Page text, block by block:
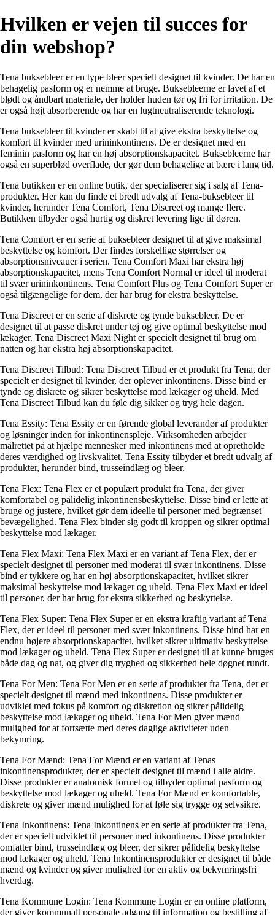
Hvilken er vejen til succes for
din webshop?
Tena buksebleer er en type bleer specielt designet til kvinder. De har en
behagelig pasform og er nemme at bruge. Buksebleerne er lavet af et
blødt og åndbart materiale, der holder huden tør og fri for irritation. De
er også højt absorberende og har en lugtneutraliserende teknologi.
Tena buksebleer til kvinder er skabt til at give ekstra beskyttelse og
komfort til kvinder med urininkontinens. De er designet med en
feminin pasform og har en høj absorptionskapacitet. Buksebleerne har
også en superblød overflade, der gør dem behagelige at bære i lang tid.
Tena butikken er en online butik, der specialiserer sig i salg af Tena-
produkter. Her kan du finde et bredt udvalg af Tena-buksebleer til
kvinder, herunder Tena Comfort, Tena Discreet og mange flere.
Butikken tilbyder også hurtig og diskret levering lige til døren.
Tena Comfort er en serie af buksebleer designet til at give maksimal
beskyttelse og komfort. Der findes forskellige størrelser og
absorptionsniveauer i serien. Tena Comfort Maxi har ekstra høj
absorptionskapacitet, mens Tena Comfort Normal er ideel til moderat
til svær urininkontinens. Tena Comfort Plus og Tena Comfort Super er
også tilgængelige for dem, der har brug for ekstra beskyttelse.
Tena Discreet er en serie af diskrete og tynde buksebleer. De er
designet til at passe diskret under tøj og give optimal beskyttelse mod
lækager. Tena Discreet Maxi Night er specielt designet til brug om
natten og har ekstra høj absorptionskapacitet.
Tena Discreet Tilbud: Tena Discreet Tilbud er et produkt fra Tena, der
specielt er designet til kvinder, der oplever inkontinens. Disse bind er
tynde og diskrete og sikrer beskyttelse mod lækager og uheld. Med
Tena Discreet Tilbud kan du føle dig sikker og tryg hele dagen.
Tena Essity: Tena Essity er en førende global leverandør af produkter
og løsninger inden for inkontinenspleje. Virksomheden arbejder
målrettet på at hjælpe mennesker med inkontinens med at opretholde
deres værdighed og livskvalitet. Tena Essity tilbyder et bredt udvalg af
produkter, herunder bind, trusseindlæg og bleer.
Tena Flex: Tena Flex er et populært produkt fra Tena, der giver
komfortabel og pålidelig inkontinensbeskyttelse. Disse bind er lette at
bruge og justere, hvilket gør dem ideelle til personer med begrænset
bevægelighed. Tena Flex binder sig godt til kroppen og sikrer optimal
beskyttelse mod lækager.
Tena Flex Maxi: Tena Flex Maxi er en variant af Tena Flex, der er
specielt designet til personer med moderat til svær inkontinens. Disse
bind er tykkere og har en høj absorptionskapacitet, hvilket sikrer
maksimal beskyttelse mod lækager og uheld. Tena Flex Maxi er ideel
til personer, der har brug for ekstra sikkerhed og beskyttelse.
Tena Flex Super: Tena Flex Super er en ekstra kraftig variant af Tena
Flex, der er ideel til personer med svær inkontinens. Disse bind har en
endnu højere absorptionskapacitet, hvilket sikrer ultimativ beskyttelse
mod lækager og uheld. Tena Flex Super er designet til at kunne bruges
både dag og nat, og giver dig tryghed og sikkerhed hele døgnet rundt.
Tena For Men: Tena For Men er en serie af produkter fra Tena, der er
specielt designet til mænd med inkontinens. Disse produkter er
udviklet med fokus på komfort og diskretion og sikrer pålidelig
beskyttelse mod lækager og uheld. Tena For Men giver mænd
mulighed for at fortsætte med deres daglige aktiviteter uden
bekymring.
Tena For Mænd: Tena For Mænd er en variant af Tenas
inkontinensprodukter, der er specielt designet til mænd i alle aldre.
Disse produkter er anatomisk formet og tilbyder optimal pasform og
beskyttelse mod lækager og uheld. Tena For Mænd er komfortable,
diskrete og giver mænd mulighed for at føle sig trygge og selvsikre.
Tena Inkontinens: Tena Inkontinens er en serie af produkter fra Tena,
der er specielt udviklet til personer med inkontinens. Disse produkter
omfatter bind, trusseindlæg og bleer, der sikrer pålidelig beskyttelse
mod lækager og uheld. Tena Inkontinensprodukter er designet til både
mænd og kvinder og giver mulighed for en aktiv og bekymringsfri
hverdag.
Tena Kommune Login: Tena Kommune Login er en online platform,
der giver kommunalt personale adgang til information og bestilling af